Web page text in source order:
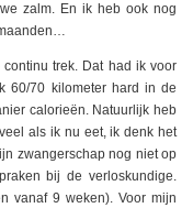
zalm. En ik heb ook nog
trek. Dat had ik voor
60/70 kilometer hard in de
calorieën. Natuurlijk heb
als ik nu eet, ik denk het
zwangerschap nog niet op
bij de verloskundige.
vanaf 9 weken). Voor mijn